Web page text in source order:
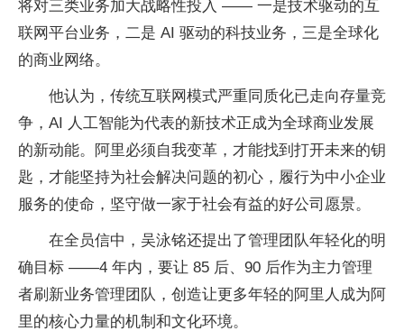
将对三类业务加大战略性投入 —— 一是技术驱动的互
联网平台业务，二是 AI 驱动的科技业务，三是全球化
的商业网络。
他认为，传统互联网模式严重同质化已走向存量竞
争，AI 人工智能为代表的新技术正成为全球商业发展
的新动能。阿里必须自我变革，才能找到打开未来的钥
匙，才能坚持为社会解决问题的初心，履行为中小企业
服务的使命，坚守做一家于社会有益的好公司愿景。
在全员信中，吴泳铭还提出了管理团队年轻化的明
确目标 ——4 年内，要让 85 后、90 后作为主力管理
者刷新业务管理团队，创造让更多年轻的阿里人成为阿
里的核心力量的机制和文化环境。